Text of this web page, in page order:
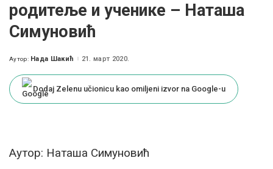
родитеље и ученике – Наташа
Симуновић
Posted
Аутор: Нада Шакић 21. март 2020.
Dodaj Zelenu učionicu kao omiljeni izvor na Google-u
Aутор: Наташа Симуновић